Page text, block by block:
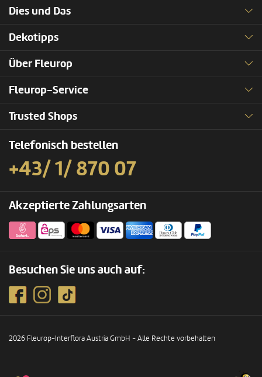
Dies und Das
Dekotipps
Über Fleurop
Fleurop-Service
Trusted Shops
Telefonisch bestellen
+43/ 1/ 870 07
Akzeptierte Zahlungsarten
Besuchen Sie uns auch auf:
2026 Fleurop-Interflora Austria GmbH - Alle Rechte vorbehalten